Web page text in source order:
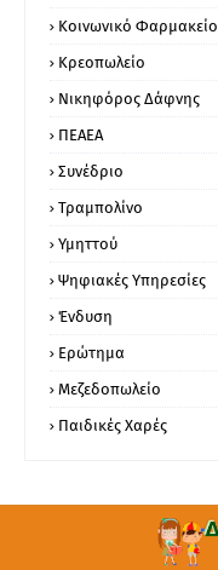
Κοινωνικό Φαρμακείο
Κρεοπωλείο
Νικηφόρος Δάφνης
ΠΕΑΕΑ
Συνέδριο
Τραμπολίνο
Υμηττού
Ψηφιακές Υπηρεσίες
Ένδυση
Ερώτημα
Μεζεδοπωλείο
Παιδικές Χαρές